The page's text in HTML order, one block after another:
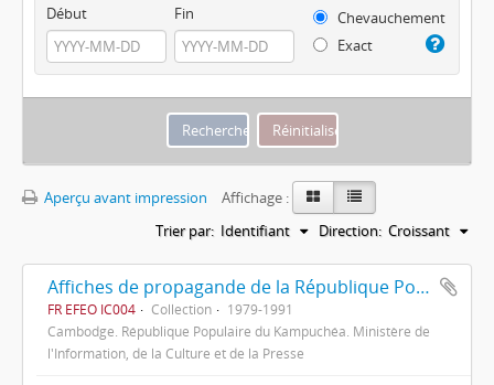
Début Fin
Chevauchement
Exact
Aperçu avant impression
Affichage :
Trier par: Identifiant Direction: Croissant
Affiches de propagande de la République Populaire du Kampuchéa
FR EFEO IC004 Collection
1979-1991
Cambodge. République Populaire du Kampuchéa. Ministère de
l'Information, de la Culture et de la Presse